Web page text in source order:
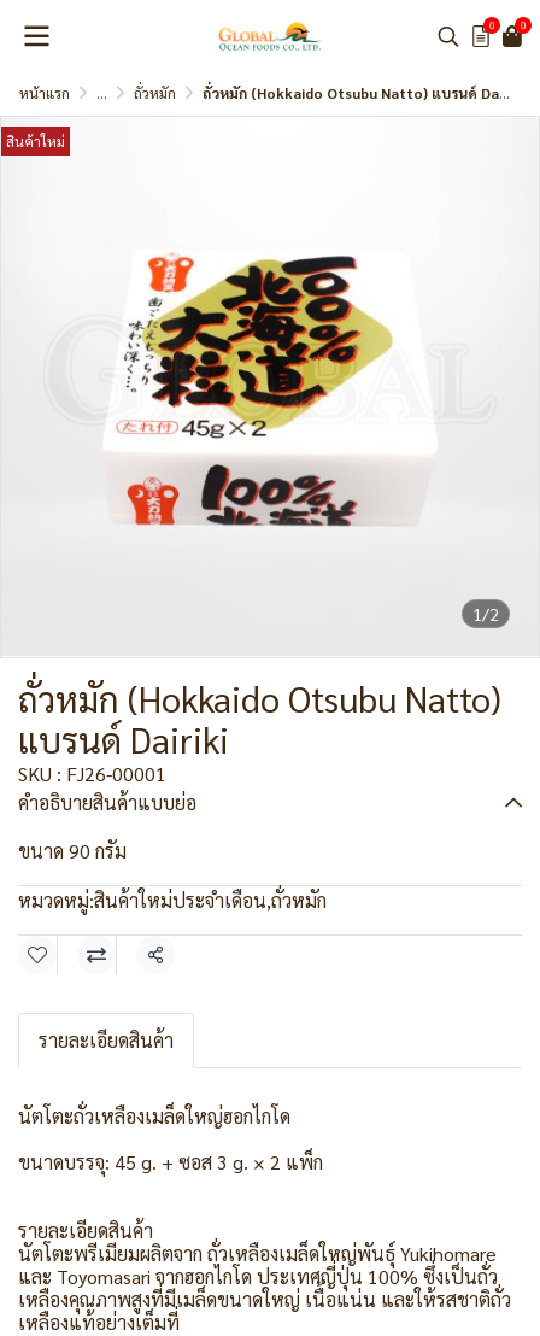
0 0
หน้าแรก ... ถั่วหมัก ถั่วหมัก (Hokkaido Otsubu Natto) แบรนด์ Dairiki
1/2
สินค้าใหม่
ถั่วหมัก (Hokkaido Otsubu Natto)
แบรนด์ Dairiki
SKU : FJ26-00001
คำอธิบายสินค้าแบบย่อ
ขนาด 90 กรัม
หมวดหมู่:สินค้าใหม่ประจำเดือน,ถั่วหมัก
แชร์
รายละเอียดสินค้า
นัตโตะถั่วเหลืองเมล็ดใหญ่ฮอกไกโด
ขนาดบรรจุ: 45 g. + ซอส 3 g. × 2 แพ็ก
รายละเอียดสินค้า
นัตโตะพรีเมียมผลิตจาก ถั่วเหลืองเมล็ดใหญ่พันธุ์ Yukihomare
และ Toyomasari จากฮอกไกโด ประเทศญี่ปุ่น 100% ซึ่งเป็นถั่ว
เหลืองคุณภาพสูงที่มีเมล็ดขนาดใหญ่ เนื้อแน่น และให้รสชาติถั่ว
เหลืองแท้อย่างเต็มที่